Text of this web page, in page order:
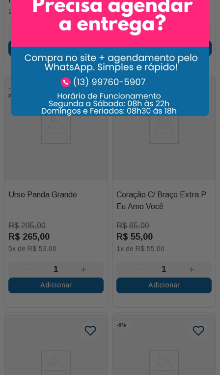
2 R$ 57,50
Adicionar
4x deR$ 55,00
Adicionar
-
Pelúcias
Urso Panda Grande
R$ 295,00
R$ 265,00
5x de R$ 53,00
Adicionar
Coração C/ Braço Extra P
Eu Amo Você
R$ 65,00
R$ 55,00
1x de R$ 55,00
Adicionar
-8%